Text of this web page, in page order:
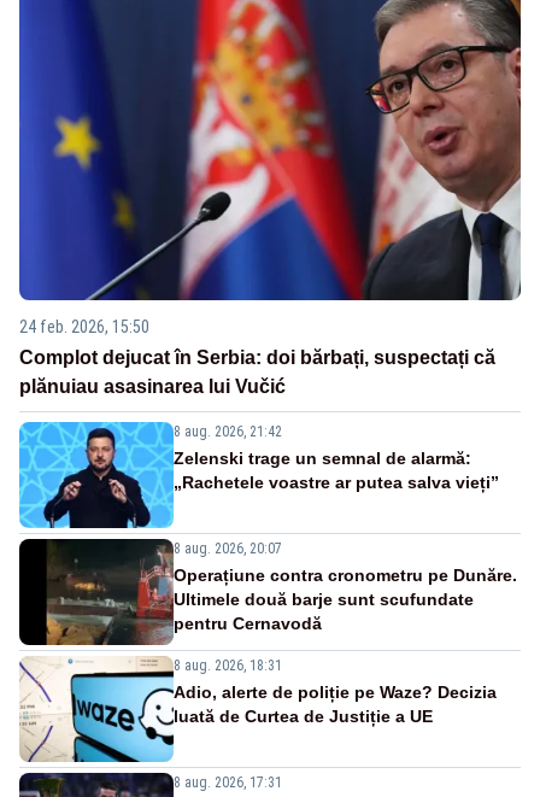
24 feb. 2026, 15:50
Complot dejucat în Serbia: doi bărbați, suspectați că
plănuiau asasinarea lui Vučić
8 aug. 2026, 21:42
Zelenski trage un semnal de alarmă:
„Rachetele voastre ar putea salva vieți”
8 aug. 2026, 20:07
Operațiune contra cronometru pe Dunăre.
Ultimele două barje sunt scufundate
pentru Cernavodă
8 aug. 2026, 18:31
Adio, alerte de poliție pe Waze? Decizia
luată de Curtea de Justiție a UE
8 aug. 2026, 17:31